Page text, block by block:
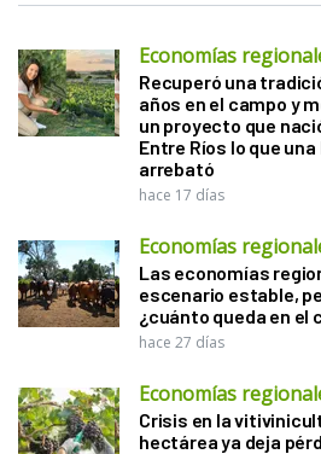
Economías
Recuperó una
años en el campo y
un proyecto que
Entre Ríos lo que
arrebató
hace 17 días
Economías
Las economías
escenario estable,
¿cuánto queda en el
hace 27 días
Economías
Crisis en la
hectárea ya deja